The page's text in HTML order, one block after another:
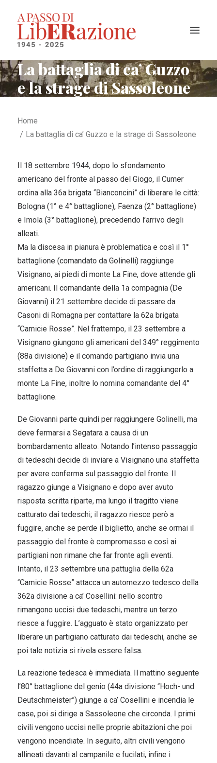
Il progetto
La cronologia
La battaglia di ca’ Guzzo
e la strage di Sassoleone
Home
La battaglia di ca’ Guzzo e la strage di Sassoleone
Il 18 settembre 1944, dopo lo sfondamento
americano del fronte al passo del Giogo, il Cumer
ordina alla 36a brigata “Bianconcini” di liberare le città:
Bologna (1° e 4° battaglione), Faenza (2° battaglione)
e Imola (3° battaglione), precedendo l’arrivo degli
alleati.
Ma la discesa in pianura è problematica e così il 1°
battaglione (comandato da Golinelli) raggiunge
Visignano, ai piedi di monte La Fine, dove attende gli
americani. Il comandante della 1a compagnia (De
Giovanni) il 21 settembre decide di passare da
Casoni di Romagna per contattare la 62a brigata
“Camicie Rosse”. Nel frattempo, il 23 settembre a
Visignano giungono gli americani del 349° reggimento
(88a divisione) e il comando partigiano invia una
staffetta a De Giovanni con l’ordine di raggiungerlo a
monte La Fine, inoltre lo nomina comandante del 4°
battaglione.
De Giovanni parte quindi per raggiungere Golinelli, ma
deve fermarsi a Segatara a causa di un
bombardamento alleato. Notando l’intenso passaggio
di tedeschi decide di inviare a Visignano una staffetta
per avere conferma sul passaggio del fronte. Il
ragazzo giunge a Visignano e dopo aver avuto
risposta scritta riparte, ma lungo il tragitto viene
catturato dai tedeschi; il ragazzo riesce però a
fuggire, anche se perde il biglietto, anche se ormai il
passaggio del fronte è compromesso e così ai
partigiani non rimane che far fronte agli eventi.
Intanto, il 23 settembre una pattuglia della 62a
“Camicie Rosse” attacca un automezzo tedesco della
362a divisione a ca’ Cosellini: nello scontro
rimangono uccisi due tedeschi, mentre un terzo
riesce a fuggire. L’agguato è stato organizzato per
liberare un partigiano catturato dai tedeschi, anche se
poi tale notizia si rivela essere falsa.
La reazione tedesca è immediata. Il mattino seguente
l’80° battaglione del genio (44a divisione “Hoch- und
Deutschmeister”) giunge a ca’ Cosellini e incendia le
case, poi si dirige a Sassoleone che circonda. I primi
civili vengono uccisi nelle proprie abitazioni che poi
vengono incendiate. In seguito, altri civili vengono
allineati davanti al campanile e fucilati, infine i